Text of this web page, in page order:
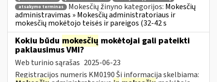
atsakymo terminas
Mokesčių žinyno kategorijos: Mokesčių
administravimas » Mokesčių administratoriaus ir
mokesčių mokėtojo teisės ir pareigos (32-42 s
Kokiu būdu mokesčių mokėtojai gali pateikti
paklausimus VMI?
Web turinio sąrašas 2025-06-23
Registracijos numeris KM0190 Ši informacija skelbiama: